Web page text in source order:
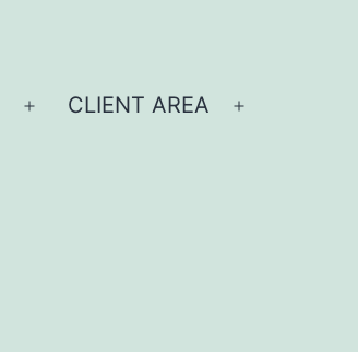
CLIENT AREA